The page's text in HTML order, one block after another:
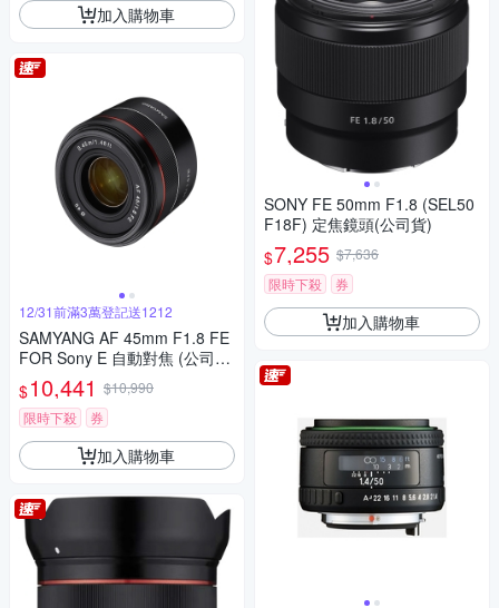
加入購物車
12/31前滿3萬登記送1212
SAMYANG AF 45mm F1.8 FE
FOR Sony E 自動對焦 (公司
貨)
$10,441 $10,990
限時下殺
券
加入購物車
SONY FE 50mm F1.8 (SEL50
F18F) 定焦鏡頭(公司貨)
$7,255 $7,636
限時下殺
券
加入購物車